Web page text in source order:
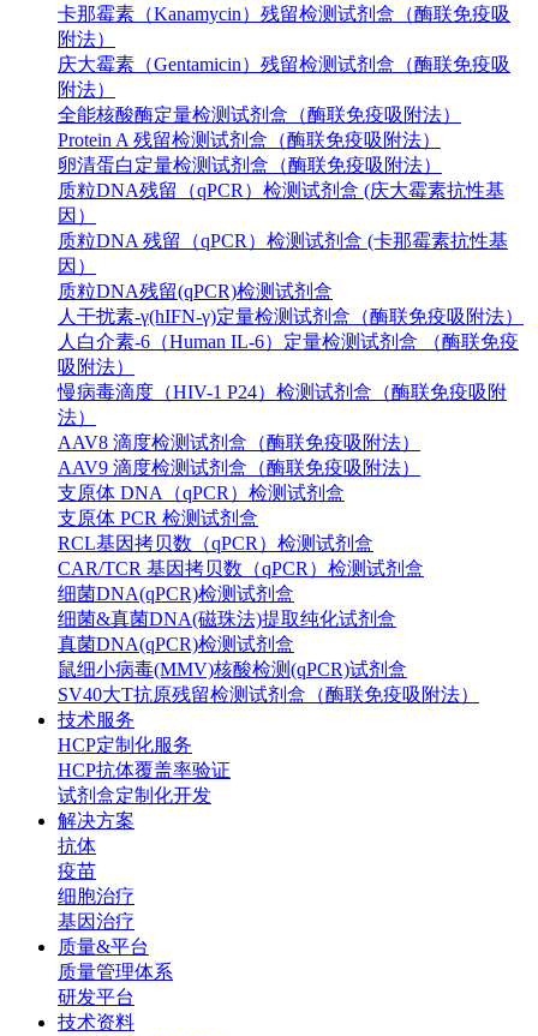
卡那霉素（Kanamycin）残留检测试剂盒（酶联免疫吸
附法）
庆大霉素（Gentamicin）残留检测试剂盒（酶联免疫吸
附法）
全能核酸酶定量检测试剂盒（酶联免疫吸附法）
Protein A 残留检测试剂盒（酶联免疫吸附法）
卵清蛋白定量检测试剂盒（酶联免疫吸附法）
质粒DNA残留（qPCR）检测试剂盒 (庆大霉素抗性基
因）
质粒DNA 残留（qPCR）检测试剂盒 (卡那霉素抗性基
因）
质粒DNA残留(qPCR)检测试剂盒
人干扰素-γ(hIFN-γ)定量检测试剂盒（酶联免疫吸附法）
人白介素-6（Human IL-6）定量检测试剂盒 （酶联免疫
吸附法）
慢病毒滴度（HIV-1 P24）检测试剂盒（酶联免疫吸附
法）
AAV8 滴度检测试剂盒（酶联免疫吸附法）
AAV9 滴度检测试剂盒（酶联免疫吸附法）
支原体 DNA（qPCR）检测试剂盒
支原体 PCR 检测试剂盒
RCL基因拷贝数（qPCR）检测试剂盒
CAR/TCR 基因拷贝数（qPCR）检测试剂盒
细菌DNA(qPCR)检测试剂盒
细菌&真菌DNA(磁珠法)提取纯化试剂盒
真菌DNA(qPCR)检测试剂盒
鼠细小病毒(MMV)核酸检测(qPCR)试剂盒
SV40大T抗原残留检测试剂盒（酶联免疫吸附法）
技术服务
HCP定制化服务
HCP抗体覆盖率验证
试剂盒定制化开发
解决方案
抗体
疫苗
细胞治疗
基因治疗
质量&平台
质量管理体系
研发平台
技术资料